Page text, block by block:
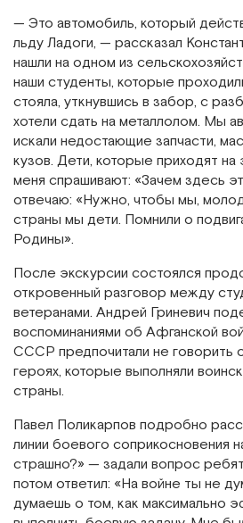
— Это автомобиль, который
льду Ладоги, — рассказал
нашли на одном из
наши студенты, которые
стояла, уткнувшись в забор, с
хотели сдать на металлолом. Мы
искали недостающие запчасти,
кузов. Дети, которые приходят на
меня спрашивают: «Зачем здесь
отвечаю: «Нужно, чтобы мы,
страны мы дети. Помнили о
Родины».
После экскурсии состоялся
откровенный разговор между
ветеранами. Андрей Гриневич
воспоминаниями об Афганской
СССР предпочитали не говорить
героях, которые выполняли
страны.
Павел Поликарпов подробно
линии боевого соприкосновения
страшно?» — задали вопрос
потом ответил: «На войне ты не
думаешь о том, как максимально